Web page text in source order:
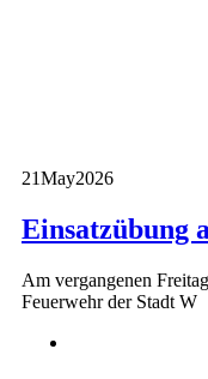
21May2026
Einsatzübung
Am vergangenen
Feuerwehr der Stadt W